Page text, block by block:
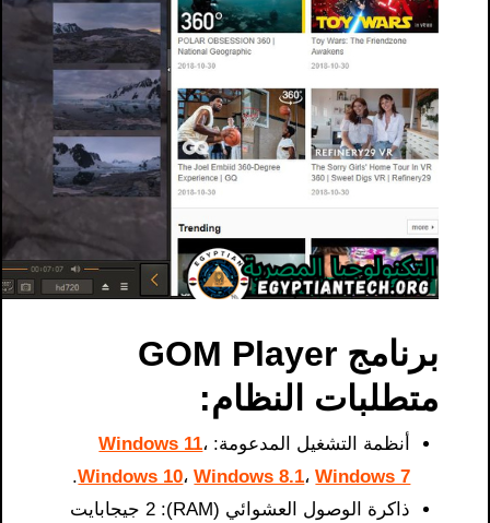
برنامج GOM Player
متطلبات النظام:
أنظمة التشغيل المدعومة: Windows 11،
Windows 10،Windows 8.1،Windows 7
.
ذاكرة الوصول العشوائي (RAM): 2 جيجابايت